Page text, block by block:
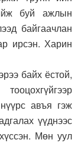
буй ажлын
байгаачлан
ирсэн. Харин
байх ёстой,
авъя гэж
үүднээс
Мөн уул